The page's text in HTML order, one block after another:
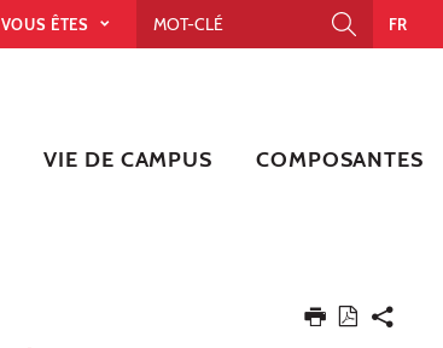
VOUS ÊTES FR
VIE DE CAMPUS COMPOSANTES